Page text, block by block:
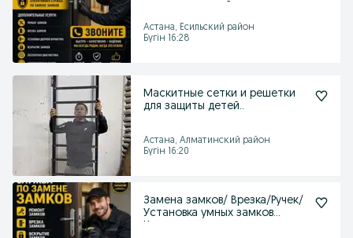
Астана, Есильский район
Бүгін 16:28
Маскитные сетки и решетки
для защиты детей..
Астана, Алматинский район
Бүгін 16:20
Замена замков/ Врезка/Ручек/
Установка умных замков